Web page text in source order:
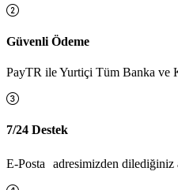
Güvenli Ödeme
PayTR ile Yurtiçi Tüm Banka ve
7/24 Destek
E-Posta adresimizden dilediğiniz